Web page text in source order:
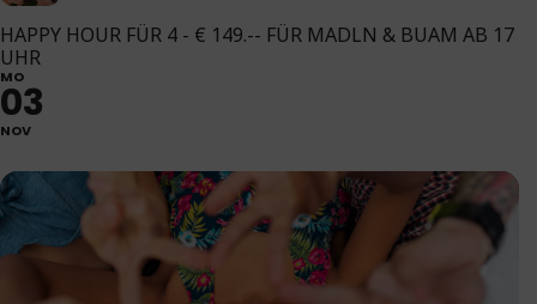
HAPPY HOUR FÜR 4 - € 149.-- FÜR MADLN & BUAM AB 17
UHR
MO
03
NOV